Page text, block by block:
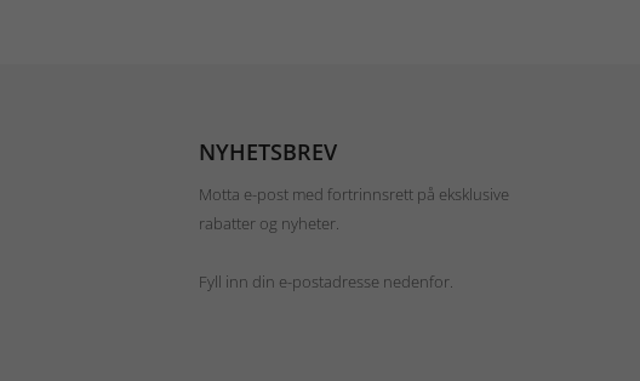
NYHETSBREV
Motta e-post med fortrinnsrett på eksklusive
rabatter og nyheter.
Fyll inn din e-postadresse nedenfor.